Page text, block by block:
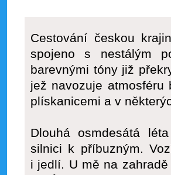
Cestování českou
spojeno s nestálým
barevnými tóny již
jež navozuje
plískanicemi a v
Dlouhá osmdesátá
silnici k příbuzným.
i jedlí. U mě na zahradě